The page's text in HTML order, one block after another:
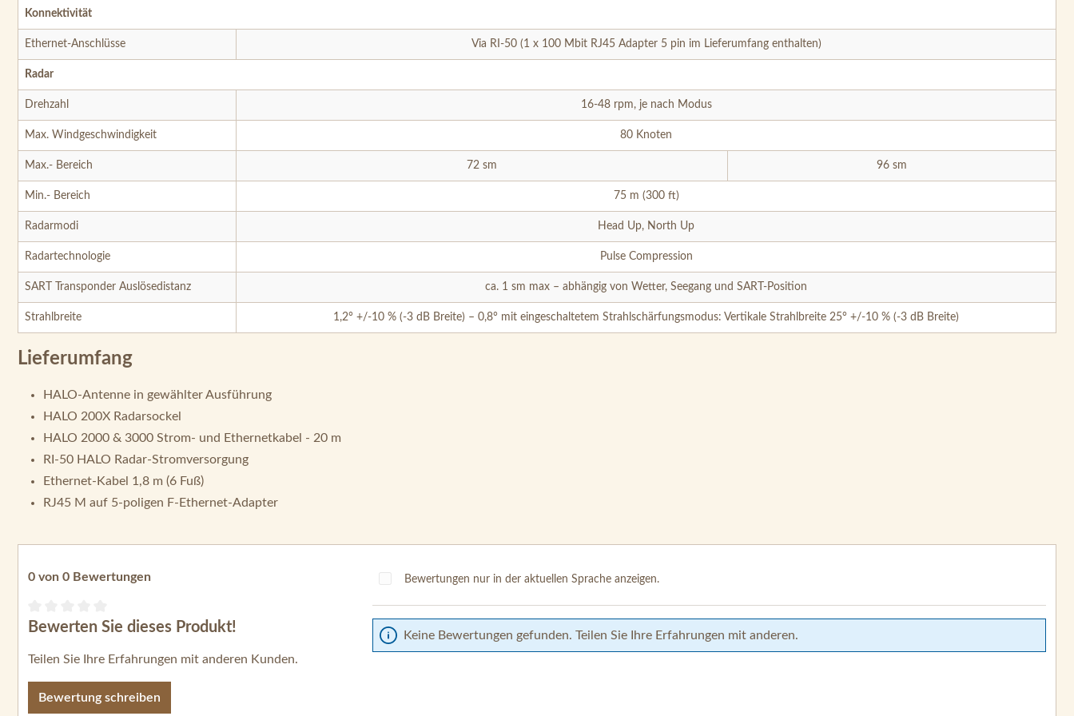
Konnektivität
Ethernet-Anschlüsse Via RI-50 (1 x 100 Mbit RJ45 Adapter 5 pin im Lieferumfang enthalten)
Radar
Drehzahl 16-48 rpm, je nach Modus
Max. Windgeschwindigkeit 80 Knoten
Max.- Bereich 72 sm 96 sm
Min.- Bereich 75 m (300 ft)
Radarmodi Head Up, North Up
Radartechnologie Pulse Compression
SART Transponder Auslösedistanz ca. 1 sm max – abhängig von Wetter, Seegang und SART-Position
Strahlbreite 1,2° +/-10 % (-3 dB Breite) – 0,8° mit eingeschaltetem Strahlschärfungsmodus: Vertikale Strahlbreite 25° +/-10 % (-3 dB Breite)
Lieferumfang
HALO-Antenne in gewählter Ausführung
HALO 200X Radarsockel
HALO 2000 & 3000 Strom- und Ethernetkabel - 20 m
RI-50 HALO Radar-Stromversorgung
Ethernet-Kabel 1,8 m (6 Fuß)
RJ45 M auf 5-poligen F-Ethernet-Adapter
0 von 0 Bewertungen
Durchschnittliche Bewertung von 0 von 5 Sternen
Bewerten Sie dieses Produkt!
Teilen Sie Ihre Erfahrungen mit anderen Kunden.
Bewertung schreiben
Bewertungen nur in der aktuellen Sprache anzeigen.
Keine Bewertungen gefunden. Teilen Sie Ihre Erfahrungen mit anderen.